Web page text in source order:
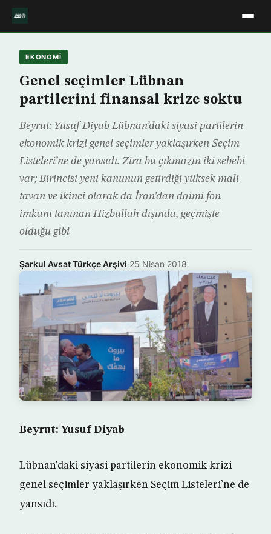
EKONOMİ
Genel seçimler Lübnan
partilerini finansal krize soktu
Beyrut: Yusuf Diyab Lübnan’daki siyasi partilerin
ekonomik krizi genel seçimler yaklaşırken Seçim
Listeleri’ne de yansıdı. Zira bu çıkmazın iki sebebi
var; Birincisi yeni kanunun getirdiği yüksek mali
tavan ve ikinci olarak da İran’dan daimi fon
imkanı tanınan Hizbullah dışında, geçmişte
olduğu gibi
Şarkul Avsat Türkçe Arşivi·25 Nisan 2018
Beyrut: Yusuf Diyab
Lübnan’daki siyasi partilerin ekonomik krizi
genel seçimler yaklaşırken Seçim Listeleri’ne de
yansıdı.